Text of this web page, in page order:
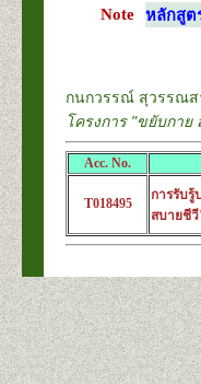
Note หลักสูต
กนกวรรณ์ สุวรรณส
โครงการ "ขยับกา
Acc. No.
T018495
การรับรู้
สบายชี